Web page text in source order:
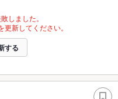
しました。
新してください。
する